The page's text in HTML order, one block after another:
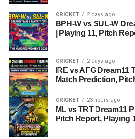
CRICKET 2 days ago
BPH-W vs SUL-W
| Playing 11, Pitch
CRICKET 2 days ago
IRE vs AFG Dream11
Match Prediction,
CRICKET 23 hours ago
ML vs TRT Dream11
Pitch Report, Playing